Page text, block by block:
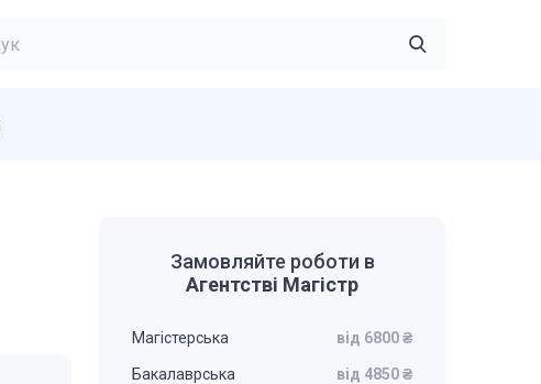
Замовляйте роботи в
Агентстві Магістр
Магістерська від 6800 ₴
Бакалаврська від 4850 ₴